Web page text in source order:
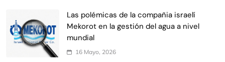
Las polémicas de la compañia israelí
Mekorot en la gestión del agua a nivel
mundial
16 Mayo, 2026